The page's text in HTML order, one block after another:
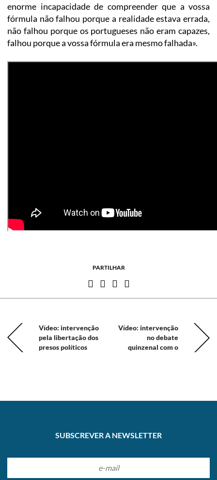
enorme incapacidade de compreender que a vossa
fórmula não falhou porque a realidade estava errada,
não falhou porque os portugueses não eram capazes,
falhou porque a vossa fórmula era mesmo falhada».
PARTILHAR
Vídeo: intervenção
pela libertação dos
presos políticos
Vídeo: intervenção
no debate
quinzenal com o
SUBSCREVER A NEWSLETTER